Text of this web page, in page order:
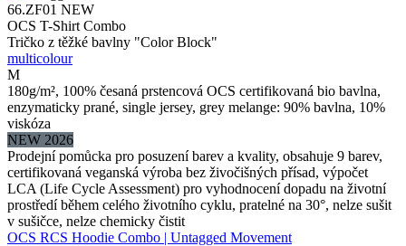
66.ZF01 NEW
OCS T-Shirt Combo
Tričko z těžké bavlny "Color Block"
multicolour
M
180g/m², 100% česaná prstencová OCS certifikovaná bio bavlna,
enzymaticky prané, single jersey, grey melange: 90% bavlna, 10%
viskóza
NEW 2026
Prodejní pomůcka pro posuzení barev a kvality, obsahuje 9 barev,
certifikovaná veganská výroba bez živočišných přísad, výpočet
LCA (Life Cycle Assessment) pro vyhodnocení dopadu na životní
prostředí během celého životního cyklu, pratelné na 30°, nelze sušit
v sušičce, nelze chemicky čistit
OCS RCS Hoodie Combo | Untagged Movement